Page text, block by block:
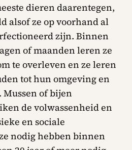
dieren daarentegen,
alsof ze op voorhand al
zijn. Binnen
of maanden leren ze
te overleven en ze leren
tot hun omgeving en
Mussen of bijen
de volwassenheid en
en sociale
nodig hebben binnen